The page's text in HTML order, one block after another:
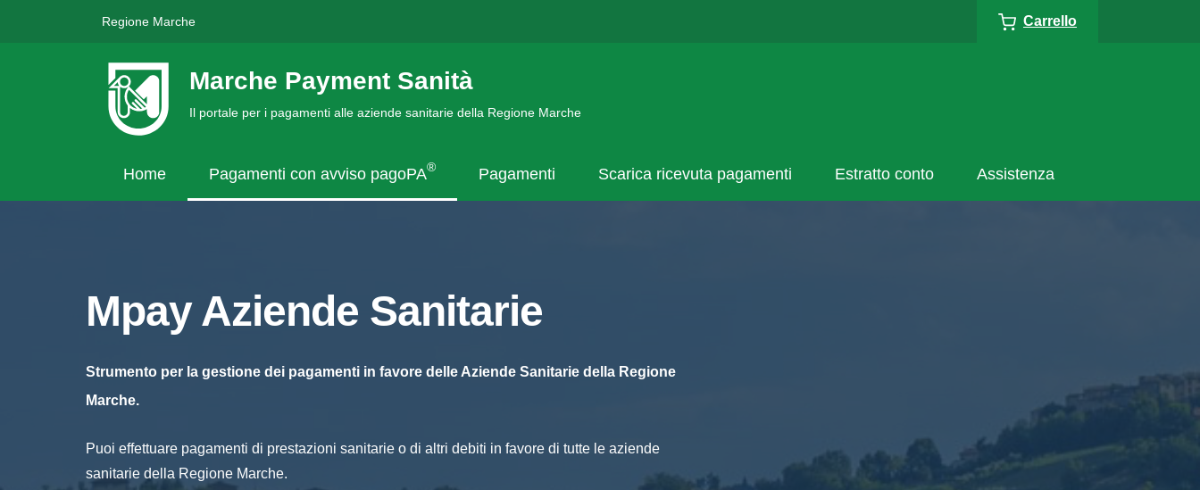
Regione Marche Carrello
Marche Payment Sanità
Il portale per i pagamenti alle aziende sanitarie della Regione Marche
Home Pagamenti con avviso pagoPA® Pagamenti Scarica ricevuta pagamenti Estratto conto Assistenza
Mpay Aziende Sanitarie
Strumento per la gestione dei pagamenti in favore delle Aziende Sanitarie della Regione
Marche.
Puoi effettuare pagamenti di prestazioni sanitarie o di altri debiti in favore di tutte le aziende
sanitarie della Regione Marche.